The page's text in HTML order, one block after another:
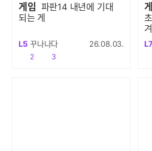
게임 파판14 내년에 기대
되는 게
L5 꾸나나다 26.08.03.
공감
2 3